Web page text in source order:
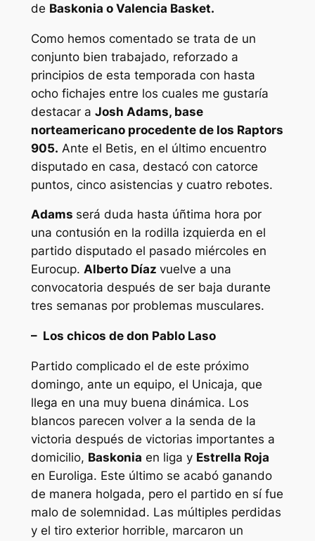
de Baskonia o Valencia Basket.
Como hemos comentado se trata de un
conjunto bien trabajado, reforzado a
principios de esta temporada con hasta
ocho fichajes entre los cuales me gustaría
destacar a Josh Adams, base
norteamericano procedente de los Raptors
905. Ante el Betis, en el último encuentro
disputado en casa, destacó con catorce
puntos, cinco asistencias y cuatro rebotes.
Adams será duda hasta úñtima hora por
una contusión en la rodilla izquierda en el
partido disputado el pasado miércoles en
Eurocup. Alberto Díaz vuelve a una
convocatoria después de ser baja durante
tres semanas por problemas musculares.
– Los chicos de don Pablo Laso
Partido complicado el de este próximo
domingo, ante un equipo, el Unicaja, que
llega en una muy buena dinámica. Los
blancos parecen volver a la senda de la
victoria después de victorias importantes a
domicilio, Baskonia en liga y Estrella Roja
en Euroliga. Este último se acabó ganando
de manera holgada, pero el partido en sí fue
malo de solemnidad. Las múltiples perdidas
y el tiro exterior horrible, marcaron un